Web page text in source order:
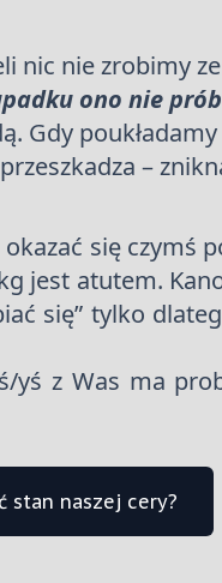
nic nie zrobimy
ono nie
Gdy
–
się czymś
jest atutem.
się” tylko
yś z Was ma
stan naszej cery?